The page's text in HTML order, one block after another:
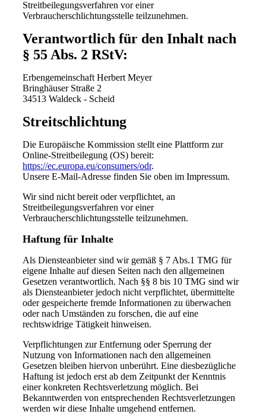
Streitbeilegungsverfahren vor einer
Verbraucherschlichtungsstelle teilzunehmen.
Verantwortlich für den Inhalt nach
§ 55 Abs. 2 RStV:
Erbengemeinschaft Herbert Meyer
Bringhäuser Straße 2
34513 Waldeck - Scheid
Streitschlichtung
Die Europäische Kommission stellt eine Plattform zur
Online-Streitbeilegung (OS) bereit:
https://ec.europa.eu/consumers/odr.
Unsere E-Mail-Adresse finden Sie oben im Impressum.
Wir sind nicht bereit oder verpflichtet, an
Streitbeilegungsverfahren vor einer
Verbraucherschlichtungsstelle teilzunehmen.
Haftung für Inhalte
Als Diensteanbieter sind wir gemäß § 7 Abs.1 TMG für
eigene Inhalte auf diesen Seiten nach den allgemeinen
Gesetzen verantwortlich. Nach §§ 8 bis 10 TMG sind wir
als Diensteanbieter jedoch nicht verpflichtet, übermittelte
oder gespeicherte fremde Informationen zu überwachen
oder nach Umständen zu forschen, die auf eine
rechtswidrige Tätigkeit hinweisen.
Verpflichtungen zur Entfernung oder Sperrung der
Nutzung von Informationen nach den allgemeinen
Gesetzen bleiben hiervon unberührt. Eine diesbezügliche
Haftung ist jedoch erst ab dem Zeitpunkt der Kenntnis
einer konkreten Rechtsverletzung möglich. Bei
Bekanntwerden von entsprechenden Rechtsverletzungen
werden wir diese Inhalte umgehend entfernen.